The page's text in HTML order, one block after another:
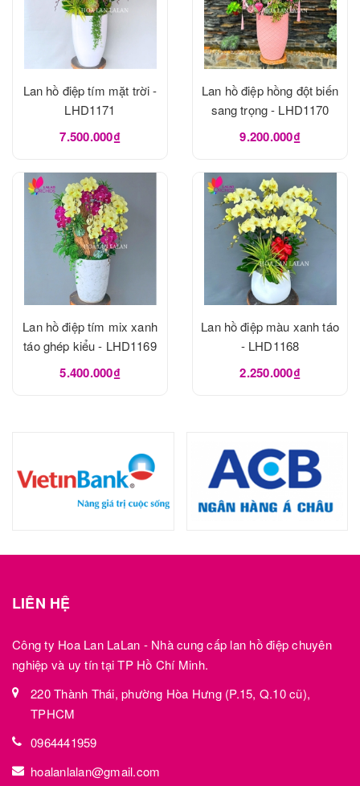
Lan hồ điệp tím mặt trời -
LHD1171
7.500.000₫
Lan hồ điệp hồng đột biến
sang trọng - LHD1170
9.200.000₫
Lan hồ điệp tím mix xanh
táo ghép kiểu - LHD1169
5.400.000₫
Lan hồ điệp màu xanh táo
- LHD1168
2.250.000₫
LIÊN HỆ
Công ty Hoa Lan LaLan - Nhà cung cấp lan hồ điệp chuyên
nghiệp và uy tín tại TP Hồ Chí Minh.
220 Thành Thái, phường Hòa Hưng (P.15, Q.10 cũ),
TPHCM
0964441959
hoalanlalan@gmail.com